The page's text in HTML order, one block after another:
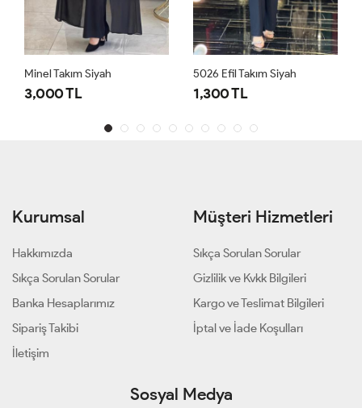
Minel Takım Siyah
3,000 TL
5026 Efil Takım Siyah
1,300 TL
Kurumsal
Hakkımızda
Sıkça Sorulan Sorular
Banka Hesaplarımız
Sipariş Takibi
İletişim
Müşteri Hizmetleri
Sıkça Sorulan Sorular
Gizlilik ve Kvkk Bilgileri
Kargo ve Teslimat Bilgileri
İptal ve İade Koşulları
Sosyal Medya